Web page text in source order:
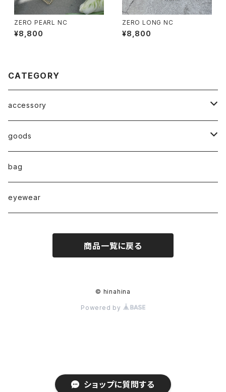
ショップに質問する
ZERO PEARL NC
¥8,800
ZERO LONG NC
¥8,800
CATEGORY
accessory
◇ZERO series◇
◇enclosure series◇(封入)
◇puchipuchi series◇
goods
broach
i phone case
bag
eyewear
商品一覧に戻る
© hinahina
Powered by